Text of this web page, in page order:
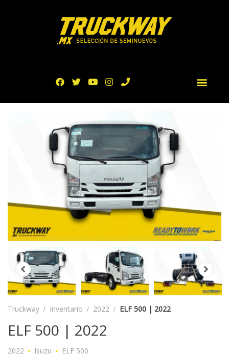
Truckway Inventario 2022 ELF 500 | 2022
ELF 500 | 2022
2022 Isuzu ELF 500